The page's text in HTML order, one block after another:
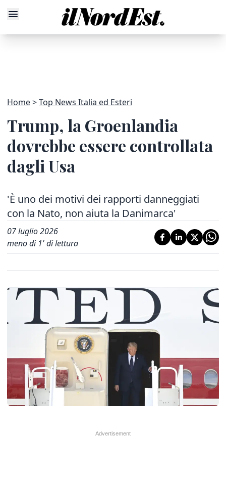
Home Top News Italia ed Esteri
Trump, la Groenlandia
dovrebbe essere controllata
dagli Usa
'È uno dei motivi dei rapporti danneggiati
con la Nato, non aiuta la Danimarca'
07 luglio 2026
meno di 1' di lettura